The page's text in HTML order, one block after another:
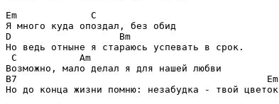
Em             C
D                   Bm
Но ведь отныне я стараюсь успевать в срок.
C           Am
B7                                            Em
Но до конца жизни помню: незабудка - твой цветок